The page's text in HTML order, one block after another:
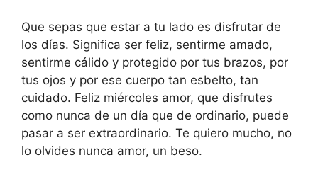
Que sepas que estar a tu lado es disfrutar de
los días. Significa ser feliz, sentirme amado,
sentirme cálido y protegido por tus brazos, por
tus ojos y por ese cuerpo tan esbelto, tan
cuidado. Feliz miércoles amor, que disfrutes
como nunca de un día que de ordinario, puede
pasar a ser extraordinario. Te quiero mucho, no
lo olvides nunca amor, un beso.